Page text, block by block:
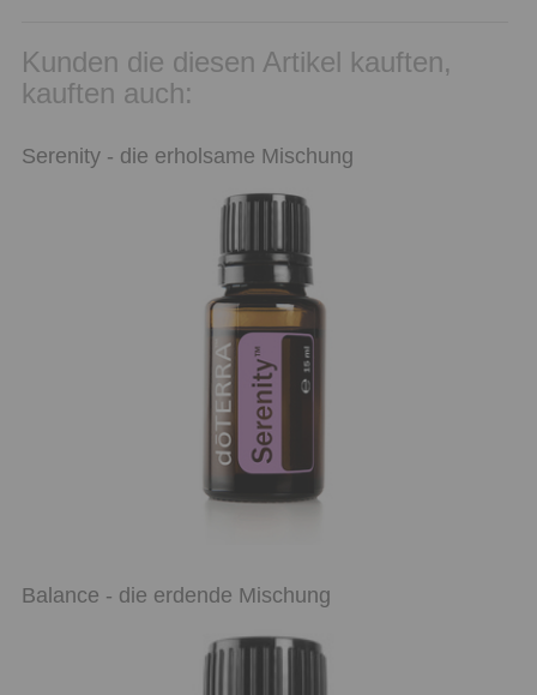
Kunden die diesen Artikel kauften,
kauften auch:
Serenity - die erholsame Mischung
Balance - die erdende Mischung